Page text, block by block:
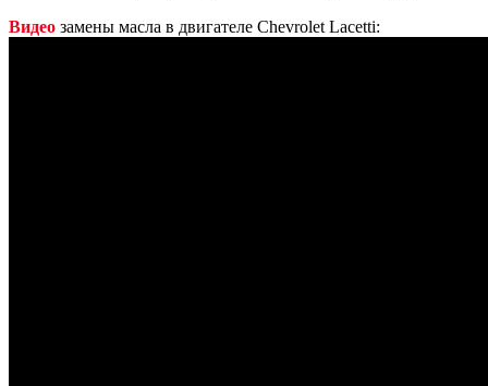
Видео замены масла в двигателе Chevrolet Lacetti: